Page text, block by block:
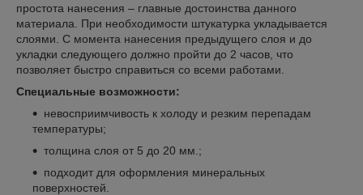
простота нанесения – главные достоинства данного
материала. При необходимости штукатурка укладывается
слоями. С момента нанесения предыдущего слоя и до
укладки следующего должно пройти до 2 часов, что
позволяет быстро справиться со всеми работами.
Специальные возможности:
невосприимчивость к холоду и резким перепадам
температуры;
толщина слоя от 5 до 20 мм.;
подходит для оформления минеральных
поверхностей.